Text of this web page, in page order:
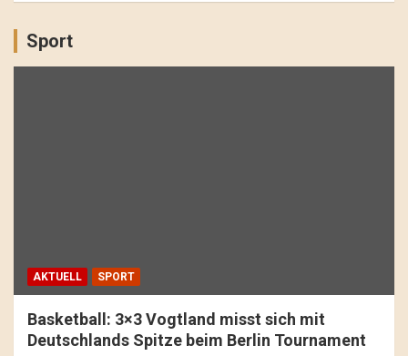
Sport
AKTUELL SPORT
Basketball: 3×3 Vogtland misst sich mit
Deutschlands Spitze beim Berlin Tournament